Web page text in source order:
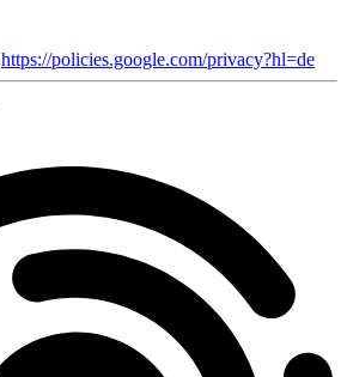
https://policies.google.com/privacy?hl=de